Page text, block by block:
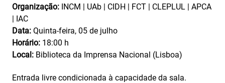
Organização: INCM | UAb | CIDH | FCT | CLEPLUL | APCA
| IAC
Data: Quinta-feira, 05 de julho
Horário: 18:00 h
Local: Biblioteca da Imprensa Nacional (Lisboa)
Entrada livre condicionada à capacidade da sala.